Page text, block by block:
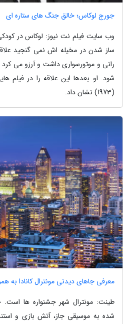
جورج لوکاس؛ خالق جنگ های ستاره ای
وب سایت فیلم نت نیوز: لوکاس در
ساز شدن در مخیله اش نمی گنجید
رانی و موتورسواری داشت و آرزو می
شود. او بعدها این علاقه را در فیلم
(1973) نشان داد.
معرفی جاهای دیدنی مونترال کانادا به
طینت: مونترال شهر جشنواره ها
شده به موسیقی جاز، آتش بازی و